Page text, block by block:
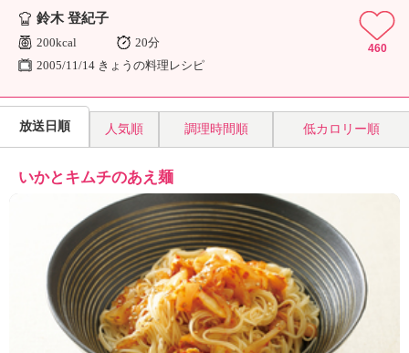
理
鈴木 登紀子
200kcal
20分
2005/11/14 きょうの料理レシピ
460
放送日順 人気順 調理時間順 低カロリー順
いかとキムチのあえ麺